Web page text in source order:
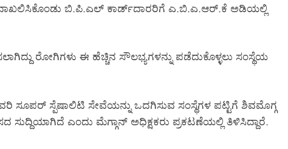
ದಾಖಲಿಸಿಕೊಂಡು ಬಿ.ಪಿ.ಎಲ್ ಕಾರ್ಡ್‌ದಾರರಿಗೆ ಎ.ಬಿ.ಎ.ಆರ್.ಕೆ ಅಡಿಯಲ್ಲಿ
ರೋಗಿಗಳು ಈ ಹೆಚ್ಚಿನ ಸೌಲಭ್ಯಗಳನ್ನು ಪಡೆದುಕೊಳ್ಳಲು ಸಂಸ್ಥೆಯ
ಸೂಪರ್ ಸ್ಪೆಷಾಲಿಟಿ ಸೇವೆಯನ್ನು ಒದಗಿಸುವ ಸಂಸ್ಥೆಗಳ ಪಟ್ಟಿಗೆ ಶಿವಮೊಗ್ಗ
ಸುದ್ದಿಯಾಗಿದೆ ಎಂದು ಮೆಗ್ಗಾನ್ ಅಧಿಕ್ಷಕರು ಪ್ರಕಟಣೆಯಲ್ಲಿ ತಿಳಿಸಿದ್ದಾರೆ.